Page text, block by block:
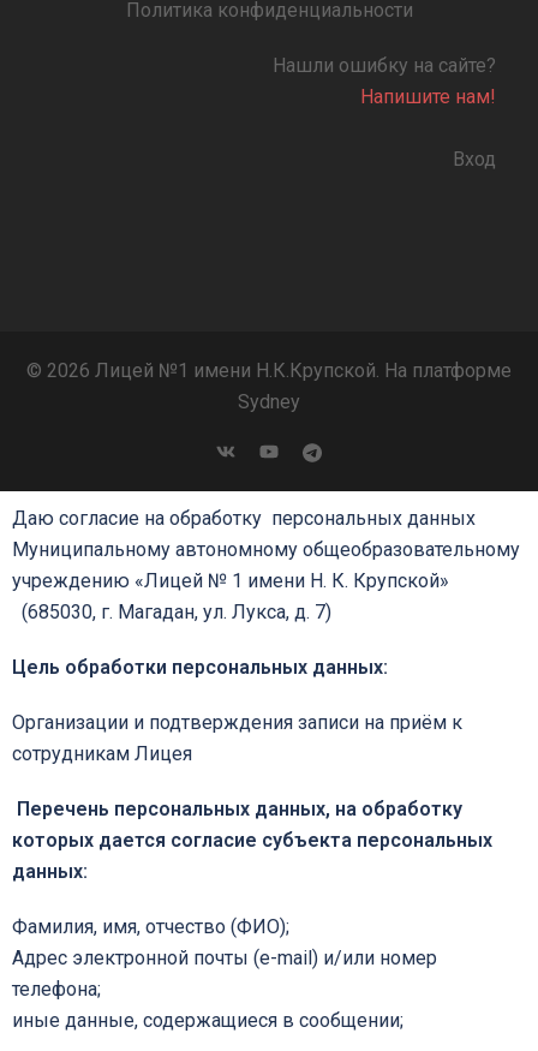
Политика конфиденциальности
Нашли ошибку на сайте?
Напишите нам!
Вход
© 2026 Лицей №1 имени Н.К.Крупской. На платформе
Sydney
Даю согласие на обработку персональных данных
Муниципальному автономному общеобразовательному
учреждению «Лицей № 1 имени Н. К. Крупской»
(685030, г. Магадан, ул. Лукса, д. 7)
Цель обработки персональных данных:
Организации и подтверждения записи на приём к
сотрудникам Лицея
Перечень персональных данных, на обработку
которых дается согласие субъекта персональных
данных:
Фамилия, имя, отчество (ФИО);
Адрес электронной почты (e-mail) и/или номер
телефона;
иные данные, содержащиеся в сообщении;